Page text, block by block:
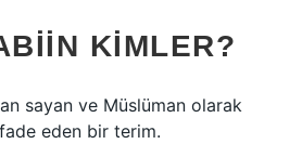
KIMLER?
sayan ve Müslüman olarak
eden bir terim.